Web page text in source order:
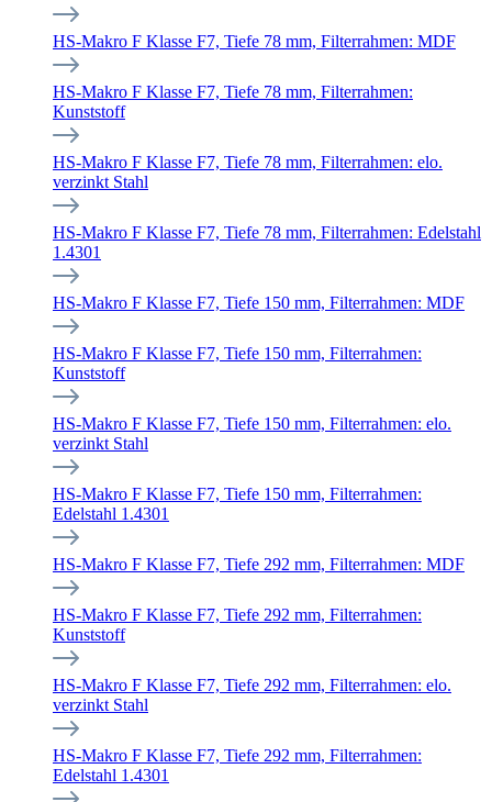
HS-Makro F Klasse F7, Tiefe 78 mm, Filterrahmen: MDF
HS-Makro F Klasse F7, Tiefe 78 mm, Filterrahmen:
Kunststoff
HS-Makro F Klasse F7, Tiefe 78 mm, Filterrahmen: elo.
verzinkt Stahl
HS-Makro F Klasse F7, Tiefe 78 mm, Filterrahmen: Edelstahl
1.4301
HS-Makro F Klasse F7, Tiefe 150 mm, Filterrahmen: MDF
HS-Makro F Klasse F7, Tiefe 150 mm, Filterrahmen:
Kunststoff
HS-Makro F Klasse F7, Tiefe 150 mm, Filterrahmen: elo.
verzinkt Stahl
HS-Makro F Klasse F7, Tiefe 150 mm, Filterrahmen:
Edelstahl 1.4301
HS-Makro F Klasse F7, Tiefe 292 mm, Filterrahmen: MDF
HS-Makro F Klasse F7, Tiefe 292 mm, Filterrahmen:
Kunststoff
HS-Makro F Klasse F7, Tiefe 292 mm, Filterrahmen: elo.
verzinkt Stahl
HS-Makro F Klasse F7, Tiefe 292 mm, Filterrahmen:
Edelstahl 1.4301